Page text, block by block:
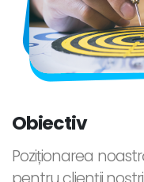
Obiectiv
Poziționarea